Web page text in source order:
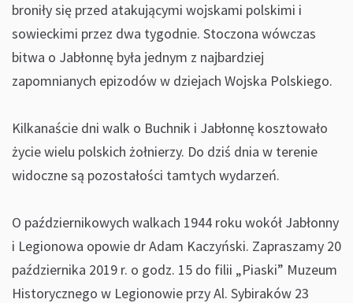
broniły się przed atakującymi wojskami polskimi i
sowieckimi przez dwa tygodnie. Stoczona wówczas
bitwa o Jabłonnę była jednym z najbardziej
zapomnianych epizodów w dziejach Wojska Polskiego.
Kilkanaście dni walk o Buchnik i Jabłonnę kosztowało
życie wielu polskich żołnierzy. Do dziś dnia w terenie
widoczne są pozostałości tamtych wydarzeń.
O październikowych walkach 1944 roku wokół Jabłonny
i Legionowa opowie dr Adam Kaczyński. Zapraszamy 20
października 2019 r. o godz. 15 do filii „Piaski” Muzeum
Historycznego w Legionowie przy Al. Sybiraków 23